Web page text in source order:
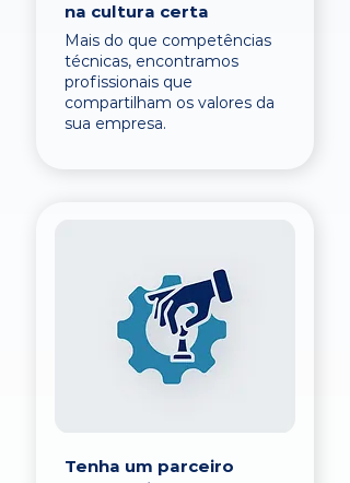
na cultura certa
Mais do que competências
técnicas, encontramos
profissionais que
compartilham os valores da
sua empresa.
Tenha um parceiro